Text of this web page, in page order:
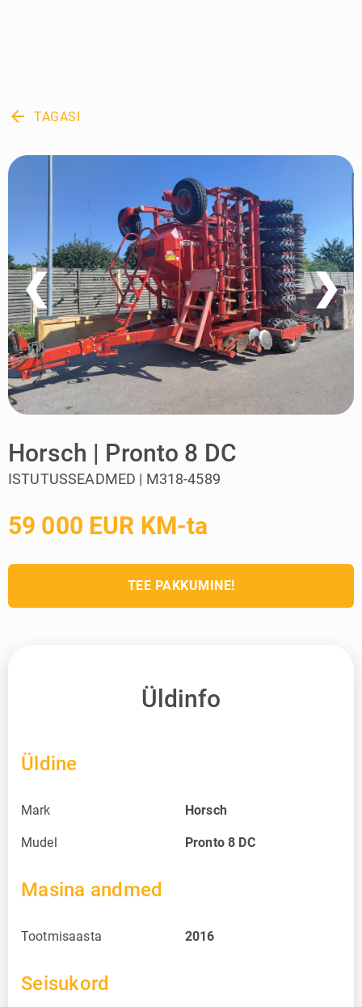
arrow_back TAGASI
❮ ❯
Horsch | Pronto 8 DC
ISTUTUSSEADMED | M318-4589
59 000 EUR KM-ta
TEE PAKKUMINE!
Üldinfo
Üldine
Mark Horsch
Mudel Pronto 8 DC
Masina andmed
Tootmisaasta 2016
Seisukord